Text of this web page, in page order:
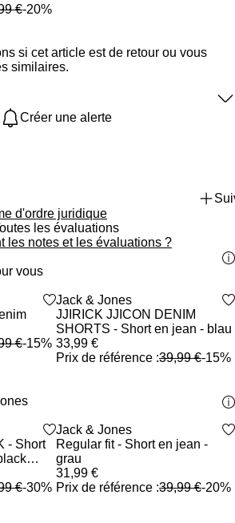
€-20%
si cet article est de retour ou vous
similaires.
Créer une alerte
37% polyester, 15% viscose, 1%
en machine à 40 °C
fermeture éclair
poches arrière
à la fabrication
Courtes
normale
d'ordre juridique
les évaluations
les notes et les évaluations ?
vous
de produits vers l'avant
heart_outlined
€-15%
Promo heart_outlined
Jack & Jones
JJIRICK JJICON DENIM
SHORTS - Short en jean - blau
33,99 €
Prix de référence :39,99 €-15%
de produits vers l'arrière
de produits vers l'avant
heart_outlined
- Short
€-30%
Promo heart_outlined
Jack & Jones
Regular fit - Short en jean -
grau
31,99 €
Prix de référence :39,99 €-20%
de produits vers l'arrière